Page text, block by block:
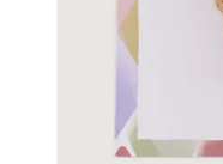
STATIONERY
AAN TAFEL